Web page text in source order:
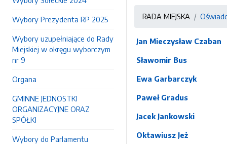
Wybory Prezydenta RP 2025
Wybory uzupełniające do Rady
Miejskiej w okręgu wyborczym
nr 9
Organa
GMINNE JEDNOSTKI
ORGANIZACYJNE ORAZ
SPÓŁKI
Wybory do Parlamentu
RADA MIEJSKA
Jan Mieczysław Czaban
Sławomir Bus
Ewa Garbarczyk
Paweł Gradus
Jacek Jankowski
Oktawiusz Jeż